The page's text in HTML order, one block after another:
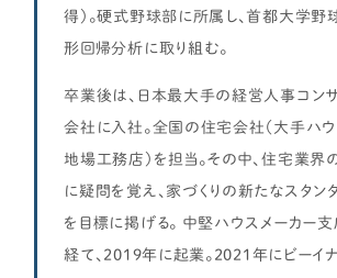
得）。硬式野球部に所属し、首都大学野
形回帰分析に取り組む。
卒業後は、日本最大手の経営人事コン
会社に入社。全国の住宅会社（大手ハウ
地場工務店）を担当。その中、住宅業界
に疑問を覚え、家づくりの新たなスタン
を目標に掲げる。 中堅ハウスメーカー
経て、2019年に起業。2021年にビーイ